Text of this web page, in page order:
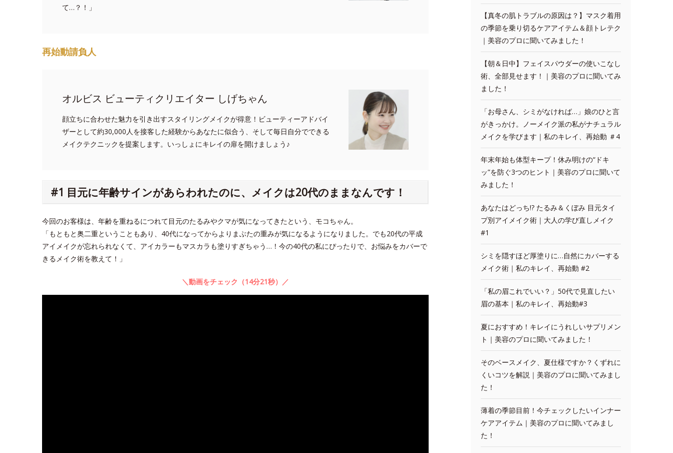
て…？！」
再始動請負人
オルビス ビューティクリエイター しげちゃん
顔立ちに合わせた魅力を引き出すスタイリングメイクが得意！ビューティーアドバイ
ザーとして約30,000人を接客した経験からあなたに似合う、そして毎日自分でできる
メイクテクニックを提案します。いっしょにキレイの扉を開けましょう♪
#1 目元に年齢サインがあらわれたのに、メイクは20代のままなんです！
今回のお客様は、年齢を重ねるにつれて目元のたるみやクマが気になってきたという、モコちゃん。
「もともと奥二重ということもあり、40代になってからよりまぶたの重みが気になるようになりました。でも20代の平成
アイメイクが忘れられなくて、アイカラーもマスカラも塗りすぎちゃう…！今の40代の私にぴったりで、お悩みをカバーで
きるメイク術を教えて！」
＼動画をチェック（14分21秒）／
【真冬の肌トラブルの原因は？】マスク着用
の季節を乗り切るケアアイテム＆顔トレテク
｜美容のプロに聞いてみました！
【朝＆日中】フェイスパウダーの使いこなし
術、全部見せます！｜美容のプロに聞いてみ
ました！
「お母さん、シミがなければ…」娘のひと言
がきっかけ。ノーメイク派の私がナチュラル
メイクを学びます｜私のキレイ、再始動 ＃4
年末年始も体型キープ！休み明けの“ドキ
ッ”を防ぐ3つのヒント｜美容のプロに聞いて
みました！
あなたはどっち!? たるみ＆くぼみ 目元タイ
プ別アイメイク術｜大人の学び直しメイク
#1
シミを隠すほど厚塗りに…自然にカバーする
メイク術｜私のキレイ、再始動 #2
「私の眉これでいい？」50代で見直したい
眉の基本｜私のキレイ、再始動#3
夏におすすめ！キレイにうれしいサプリメン
ト｜美容のプロに聞いてみました！
そのベースメイク、夏仕様ですか？くずれに
くいコツを解説｜美容のプロに聞いてみまし
た！
薄着の季節目前！今チェックしたいインナー
ケアアイテム｜美容のプロに聞いてみまし
た！